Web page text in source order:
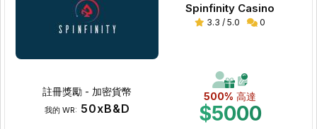
Spinfinity Casino
3.3 / 5.0 0
500% 高達
$5000
註冊獎勵 - 加密貨幣
我的 WR: 50xB&D